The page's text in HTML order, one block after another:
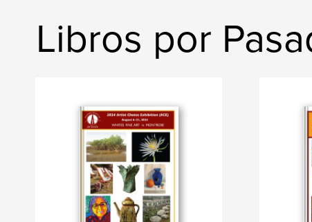
Libros por